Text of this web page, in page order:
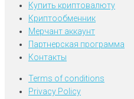
Купить криптовалюту
Криптообменник
Мерчант аккаунт
Партнерская программа
Контакты
Terms of conditions
Privacy Policy